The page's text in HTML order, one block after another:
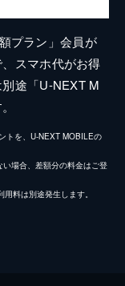
プラン」会員が
スマホ代がお得
途「U-NEXT M
トを、U-NEXT MOBILEの
場合、差額分の料金はご登
料は別途発生します。